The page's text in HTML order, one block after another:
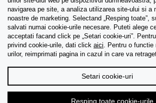
Asistenta
Colectii
Tips & Guides
Despre noi
navigarea pe site, a analiza utilizarea site-ului si a
noastre de marketing. Selectand „Resping toate”,
salvati numai cookie-urile necesare. Puteti alege
acceptati facand click pe „Setari cookie-uri”.
privind cookie-urile, dati click aici. Pentru o functie
urilor, reimprimati pagina in cazul in care va
Setari cookie-uri
Resping toate cookie-urile